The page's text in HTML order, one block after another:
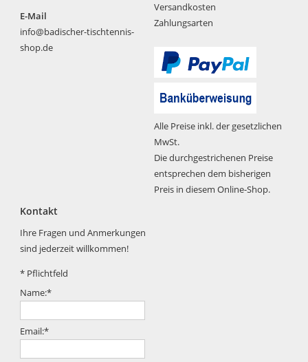
E-Mail
info@badischer-tischtennis-
shop.de
Versandkosten
Zahlungsarten
Alle Preise inkl. der gesetzlichen
MwSt.
Die durchgestrichenen Preise
entsprechen dem bisherigen
Preis in diesem Online-Shop.
Kontakt
Ihre Fragen und Anmerkungen
sind jederzeit willkommen!
* Pflichtfeld
Name:*
Email:*